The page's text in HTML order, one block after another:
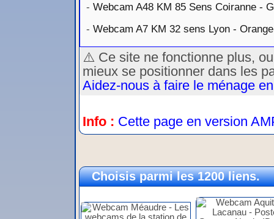
- Webcam A48 KM 85 Sens Coiranne -
- Webcam A7 KM 32 sens Lyon - Orange
⚠️ Ce site ne fonctionne plus,
mieux se positionner dans les
Aidez-nous à faire le ménage
Info : Cette page en version
Choisis parmi les 1200 liens.